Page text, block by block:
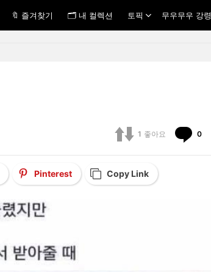
🔖 즐겨찾기 🗂 내 컬렉션 토픽 무우무우 강령
1 좋아요 0
Pinterest Copy Link